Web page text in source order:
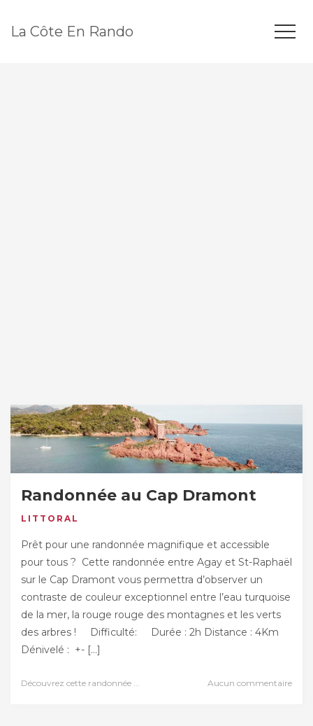
La Côte En Rando
Randonnée au Cap Dramont
LITTORAL
Prêt pour une randonnée magnifique et accessible
pour tous ? Cette randonnée entre Agay et St-Raphaël
sur le Cap Dramont vous permettra d’observer un
contraste de couleur exceptionnel entre l’eau turquoise
de la mer, la rouge rouge des montagnes et les verts
des arbres ! Difficulté: Durée : 2h Distance : 4Km
Dénivelé : +- […]
Découvrez cette randonnée ... Aucun commentaire